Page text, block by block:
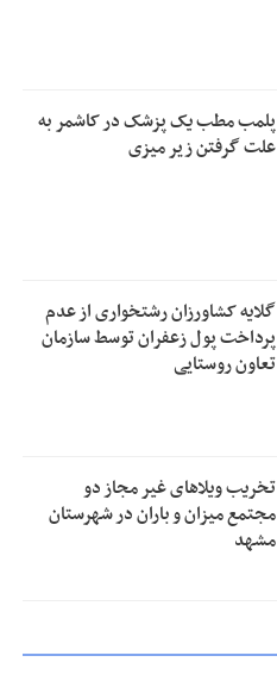
پلمب مطب یک پزشک در کاشمر به
علت گرفتن زیر میزی
گلایه کشاورزان رشتخواری از عدم
پرداخت پول زعفران توسط سازمان
تعاون روستایی
تخریب ویلاهای غیر مجاز دو
مجتمع میزان و باران در شهرستان
مشهد